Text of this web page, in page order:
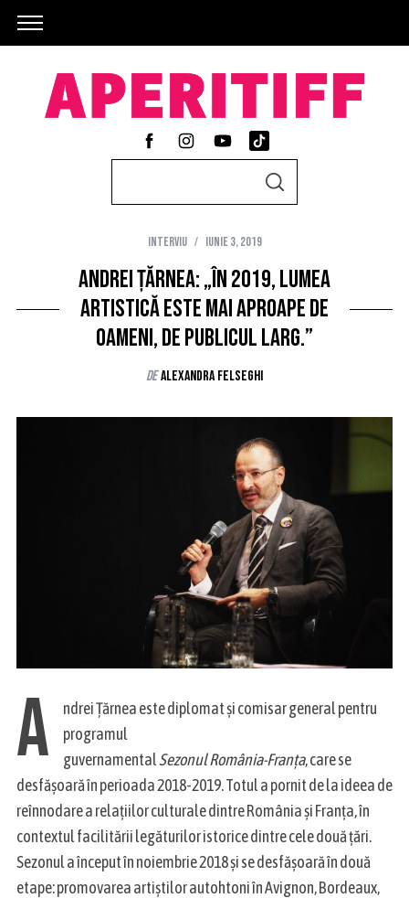
c
h
f
o
S
Interviu iunie 3, 2019
Andrei Țărnea: „În 2019, lumea
artistică este mai aproape de
oameni, de publicul larg.”
de Alexandra Felseghi
A
ndrei Țărnea este diplomat și comisar general pentru
programul
guvernamentalSezonul România-Franța, care se
desfășoară în perioada 2018-2019. Totul a pornit de la ideea de
reînnodare a relațiilor culturale dintre România și Franța, în
contextul facilitării legăturilor istorice dintre cele două țări.
Sezonul a început în noiembrie 2018 și se desfășoară în două
etape: promovarea artiștilor autohtoni în Avignon, Bordeaux,